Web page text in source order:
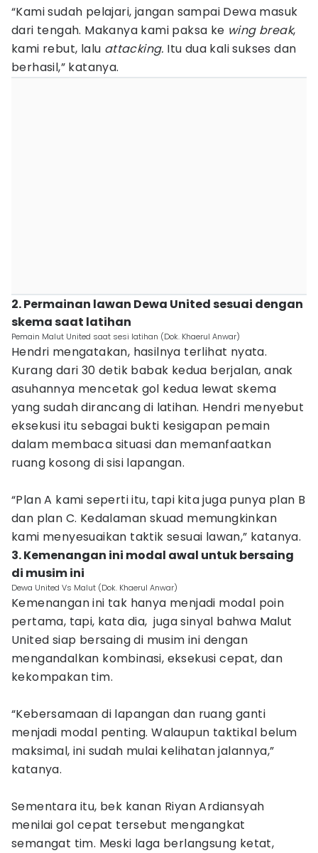
“Kami sudah pelajari, jangan sampai Dewa masuk
dari tengah. Makanya kami paksa ke wing break,
kami rebut, lalu attacking. Itu dua kali sukses dan
berhasil,” katanya.
2. Permainan lawan Dewa United sesuai dengan
skema saat latihan
Pemain Malut United saat sesi latihan (Dok. Khaerul Anwar)
Hendri mengatakan, hasilnya terlihat nyata.
Kurang dari 30 detik babak kedua berjalan, anak
asuhannya mencetak gol kedua lewat skema
yang sudah dirancang di latihan. Hendri menyebut
eksekusi itu sebagai bukti kesigapan pemain
dalam membaca situasi dan memanfaatkan
ruang kosong di sisi lapangan.
“Plan A kami seperti itu, tapi kita juga punya plan B
dan plan C. Kedalaman skuad memungkinkan
kami menyesuaikan taktik sesuai lawan,” katanya.
3. Kemenangan ini modal awal untuk bersaing
di musim ini
Dewa United Vs Malut (Dok. Khaerul Anwar)
Kemenangan ini tak hanya menjadi modal poin
pertama, tapi, kata dia, juga sinyal bahwa Malut
United siap bersaing di musim ini dengan
mengandalkan kombinasi, eksekusi cepat, dan
kekompakan tim.
“Kebersamaan di lapangan dan ruang ganti
menjadi modal penting. Walaupun taktikal belum
maksimal, ini sudah mulai kelihatan jalannya,”
katanya.
Sementara itu, bek kanan Riyan Ardiansyah
menilai gol cepat tersebut mengangkat
semangat tim. Meski laga berlangsung ketat,